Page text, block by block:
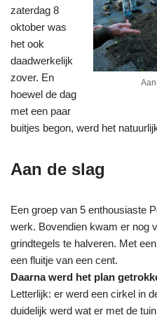
zaterdag 8
oktober was
het ook
daadwerkelijk
zover. En
hoewel de dag
met een paar
buitjes begon, werd het
Aan de slag
Een groep van 5 enthousiaste
werk. Bovendien kwam er nog
grindtegels te halveren. Met
een fluitje van een cent.
Daarna werd het plan
Letterlijk: er werd een cirkel in
duidelijk werd wat er met de